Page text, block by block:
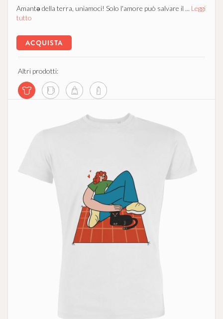
Amantə della terra, uniamoci! Solo l'amore può salvare il ... Leggi
tutto
ACQUISTA
Altri prodotti: